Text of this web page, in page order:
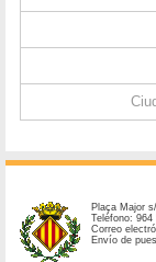
Plaça Major
Teléfono:
Correo
Envío de